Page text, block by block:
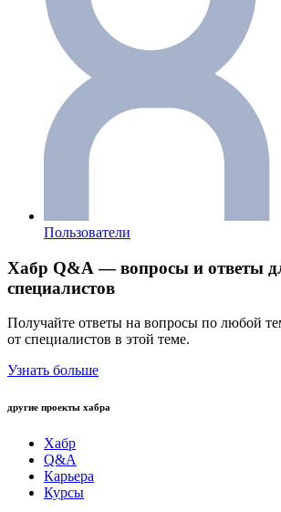
Пользователи
Хабр Q&A — вопросы и ответы
специалистов
Получайте ответы на вопросы по любой
от специалистов в этой теме.
Узнать больше
другие проекты хабра
Хабр
Q&A
Карьера
Курсы